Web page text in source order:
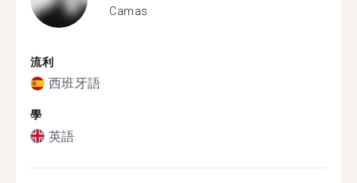
Camas
流利
西班牙語
學
英語